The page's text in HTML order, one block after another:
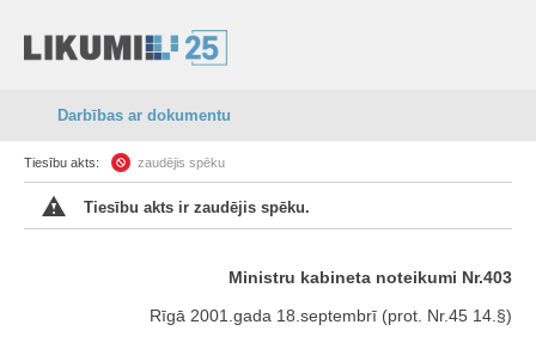
Darbības ar dokumentu
Tiesību akts: zaudējis spēku
Tiesību akts ir zaudējis spēku.
Ministru kabineta noteikumi Nr.403
Rīgā 2001.gada 18.septembrī (prot. Nr.45 14.§)